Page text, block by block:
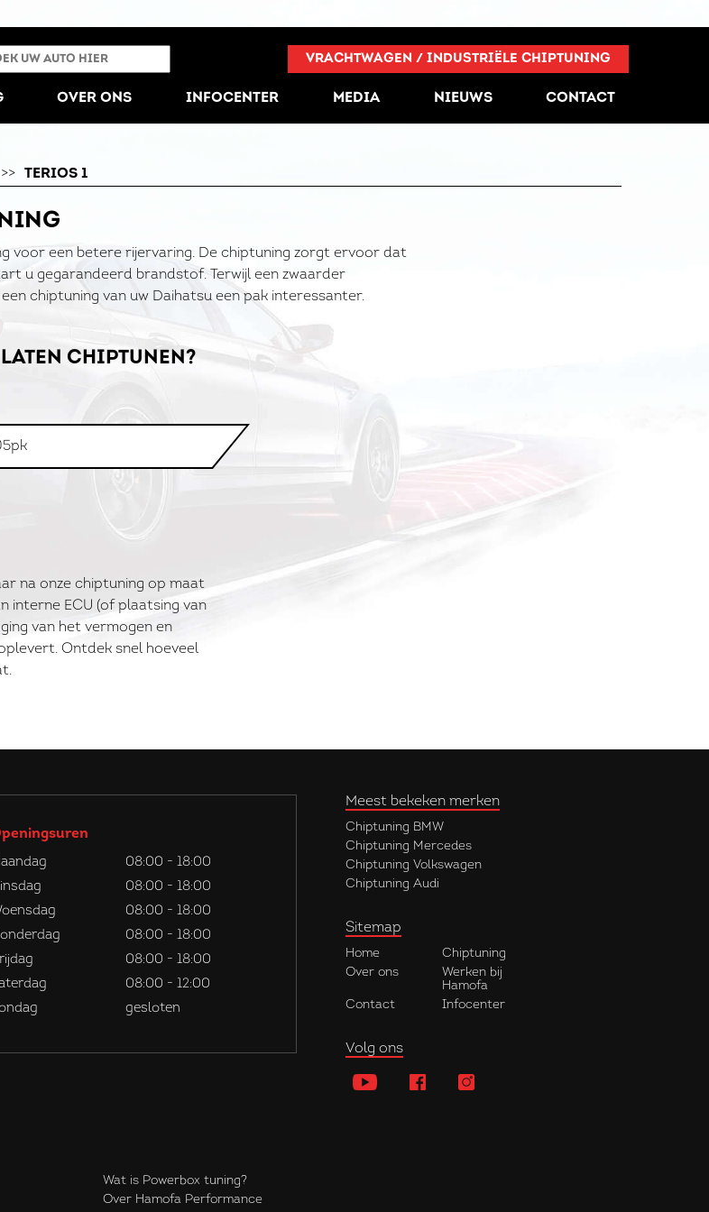
VRACHTWAGEN / INDUSTRIËLE CHIPTUNING
OVER ONS INFOCENTER MEDIA NIEUWS CONTACT
>> TERIOS 1
voor een betere rijervaring. De chiptuning zorgt ervoor dat
u gegarandeerd brandstof. Terwijl een zwaarder
chiptuning van uw Daihatsu een pak interessanter.
CHIPTUNEN?
na onze chiptuning op maat
interne ECU (of plaatsing van
van het vermogen en
Ontdek snel hoeveel
08:00 - 18:00
08:00 - 18:00
08:00 - 18:00
08:00 - 18:00
08:00 - 18:00
08:00 - 12:00
gesloten
Meest bekeken merken
Chiptuning BMW
Chiptuning Mercedes
Chiptuning Volkswagen
Chiptuning Audi
Sitemap
Home
Chiptuning
Over ons
Werken bij
Hamofa
Contact
Infocenter
Volg ons
Wat is Powerbox tuning?
Over Hamofa Performance